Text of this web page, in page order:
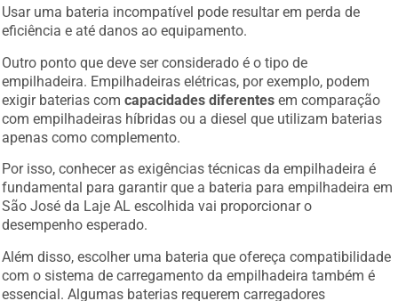
eficiência e até danos ao equipamento.
empilhadeira. Empilhadeiras elétricas, por exemplo, podem
exigir baterias comcapacidades diferentesem comparação
com empilhadeiras híbridas ou a diesel que utilizam baterias
apenas como complemento.
fundamental para garantir que a bateria para empilhadeira em
São José da Laje AL escolhida vai proporcionar o
desempenho esperado.
com o sistema de carregamento da empilhadeira também é
essencial. Algumas baterias requerem carregadores